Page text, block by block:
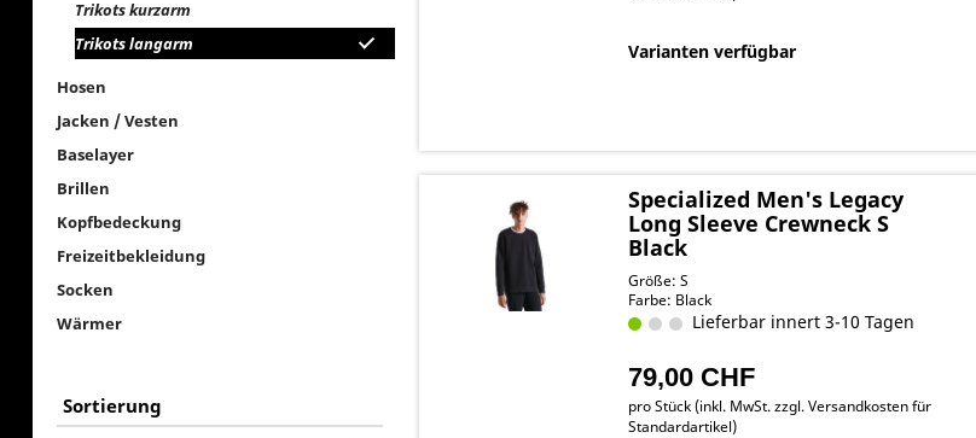
Trikots kurzarm
Trikots langarm
Hosen
Jacken / Vesten
Baselayer
Brillen
Kopfbedeckung
Freizeitbekleidung
Socken
Wärmer
Sortierung
Varianten verfügbar
Specialized Men's Legacy
Long Sleeve Crewneck S
Black
Größe: S
Farbe: Black
Lieferbar innert 3-10 Tagen
79,00 CHF
pro Stück (inkl. MwSt. zzgl.Versandkosten für
Standardartikel)